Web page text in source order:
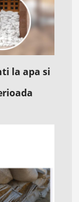
la apa si